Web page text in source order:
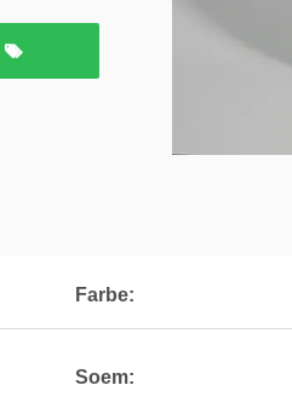
Farbe:
Soem: